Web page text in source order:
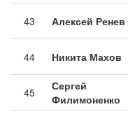
43 Алексей Ренев
44 Никита Махов
45
Сергей
Филимоненко